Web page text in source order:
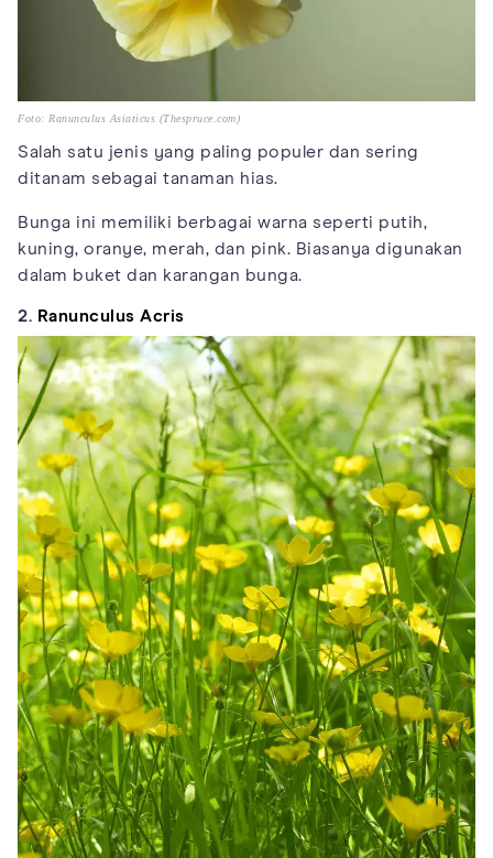
Foto: Ranunculus Asiaticus (Thespruce.com)
Salah satu jenis yang paling populer dan sering
ditanam sebagai tanaman hias.
Bunga ini memiliki berbagai warna seperti putih,
kuning, oranye, merah, dan pink. Biasanya digunakan
dalam buket dan karangan bunga.
2. Ranunculus Acris